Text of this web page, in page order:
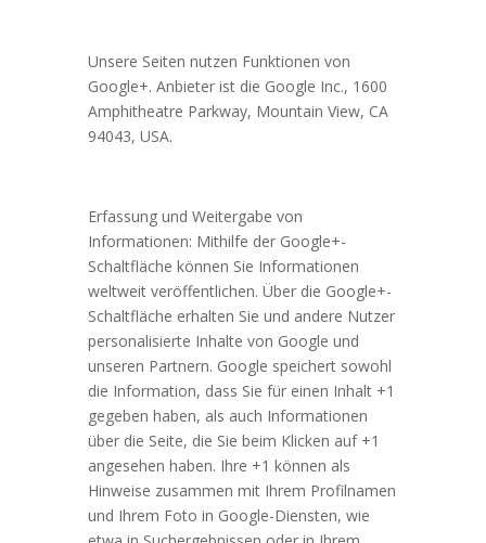
Unsere Seiten nutzen Funktionen von
Google+. Anbieter ist die Google Inc., 1600
Amphitheatre Parkway, Mountain View, CA
94043, USA.
Erfassung und Weitergabe von
Informationen: Mithilfe der Google+-
Schaltfläche können Sie Informationen
weltweit veröffentlichen. Über die Google+-
Schaltfläche erhalten Sie und andere Nutzer
personalisierte Inhalte von Google und
unseren Partnern. Google speichert sowohl
die Information, dass Sie für einen Inhalt +1
gegeben haben, als auch Informationen
über die Seite, die Sie beim Klicken auf +1
angesehen haben. Ihre +1 können als
Hinweise zusammen mit Ihrem Profilnamen
und Ihrem Foto in Google-Diensten, wie